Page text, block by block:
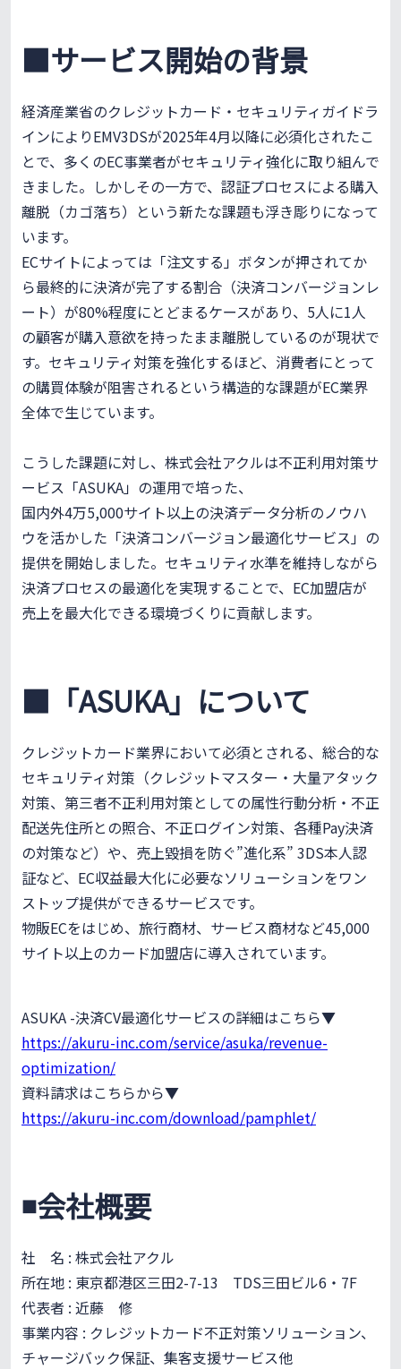
■サービス開始の背景
経済産業省のクレジットカード・セキュリティガイドラ
インによりEMV3DSが2025年4月以降に必須化されたこ
とで、多くのEC事業者がセキュリティ強化に取り組んで
きました。しかしその一方で、認証プロセスによる購入
離脱（カゴ落ち）という新たな課題も浮き彫りになって
います。
ECサイトによっては「注文する」ボタンが押されてか
ら最終的に決済が完了する割合（決済コンバージョンレ
ート）が80%程度にとどまるケースがあり、5人に1人
の顧客が購入意欲を持ったまま離脱しているのが現状で
す。セキュリティ対策を強化するほど、消費者にとって
の購買体験が阻害されるという構造的な課題がEC業界
全体で生じています。
こうした課題に対し、株式会社アクルは不正利用対策サ
ービス「ASUKA」の運用で培った、
国内外4万5,000サイト以上の決済データ分析のノウハ
ウを活かした「決済コンバージョン最適化サービス」の
提供を開始しました。セキュリティ水準を維持しながら
決済プロセスの最適化を実現することで、EC加盟店が
売上を最大化できる環境づくりに貢献します。
■「ASUKA」について
クレジットカード業界において必須とされる、総合的な
セキュリティ対策（クレジットマスター・大量アタック
対策、第三者不正利用対策としての属性行動分析・不正
配送先住所との照合、不正ログイン対策、各種Pay決済
の対策など）や、売上毀損を防ぐ”進化系” 3DS本人認
証など、EC収益最大化に必要なソリューションをワン
ストップ提供ができるサービスです。
物販ECをはじめ、旅行商材、サービス商材など45,000
サイト以上のカード加盟店に導入されています。
ASUKA -決済CV最適化サービスの詳細はこちら▼
https://akuru-inc.com/service/asuka/revenue-
optimization/
資料請求はこちらから▼
https://akuru-inc.com/download/pamphlet/
◾️会社概要
社 名 : 株式会社アクル
所在地 : 東京都港区三田2-7-13 TDS三田ビル6・7F
代表者 : 近藤 修
事業内容 : クレジットカード不正対策ソリューション、
チャージバック保証、集客支援サービス他